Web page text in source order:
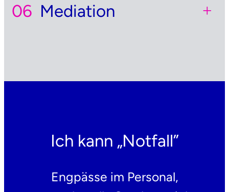
Mediation +
Ich kann „Notfall”
Engpässe im Personal,